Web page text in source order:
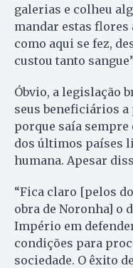
galerias e colheu
mandar estas
como aqui se fez,
custou tanto
Óbvio, a legislação
seus beneficiários a
porque saía
dos últimos países
humana. Apesar
“Fica claro [pelos
obra de Noronha] o
Império em
condições para
sociedade. O êxito